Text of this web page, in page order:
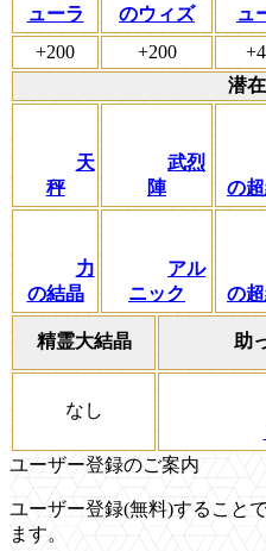
ューラ
のウィズ
ュ
+200
+200
潜
天
秤
武烈
陣
の
力
の結晶
アル
ニック
の
精霊大結晶 助
なし
ユーザー登録のご案内
ユーザー登録(無料)すること
ます。